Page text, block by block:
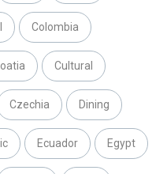
Colombia
Cultural
Czechia Dining
Ecuador Egypt